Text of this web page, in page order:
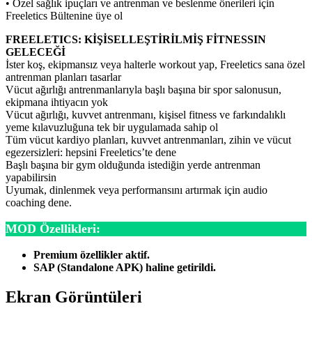
• Özel sağlık ipuçları ve antrenman ve beslenme önerileri için
Freeletics Bültenine üye ol
FREELETICS: KİŞİSELLEŞTİRİLMİŞ FİTNESSIN
GELECEĞİ
İster koş, ekipmansız veya halterle workout yap, Freeletics sana özel
antrenman planları tasarlar
Vücut ağırlığı antrenmanlarıyla başlı başına bir spor salonusun,
ekipmana ihtiyacın yok
Vücut ağırlığı, kuvvet antrenmanı, kişisel fitness ve farkındalıklı
yeme kılavuzluğuna tek bir uygulamada sahip ol
Tüm vücut kardiyo planları, kuvvet antrenmanları, zihin ve vücut
egezersizleri: hepsini Freeletics’te dene
Başlı başına bir gym olduğunda istediğin yerde antrenman
yapabilirsin
Uyumak, dinlenmek veya performansını artırmak için audio
coaching dene.
MOD Özellikleri:
Premium özellikler aktif.
SAP (Standalone APK) haline getirildi.
Ekran Görüntüleri